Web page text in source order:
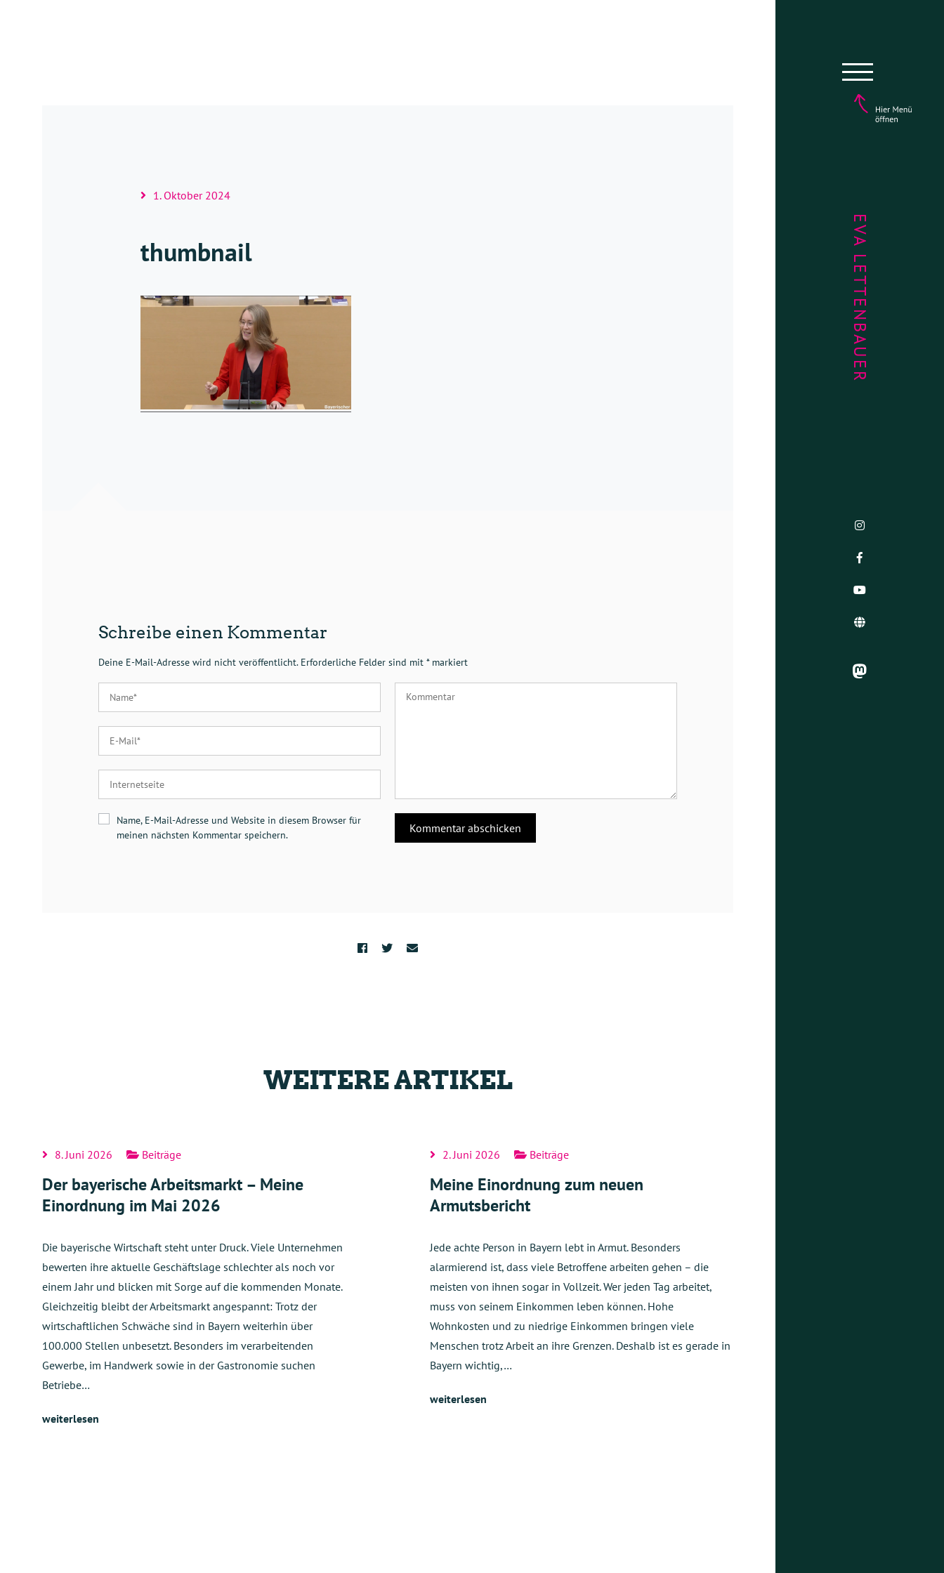
EVA LETTENBAUER
1. Oktober 2024
thumbnail
Schreibe einen Kommentar
Deine E-Mail-Adresse wird nicht veröffentlicht. Erforderliche Felder sind mit *markiert
Name, E-Mail-Adresse und Website in diesem Browser für
meinen nächsten Kommentar speichern.
WEITERE ARTIKEL
8. Juni 2026 Beiträge
Der bayerische Arbeitsmarkt – Meine
Einordnung im Mai 2026
Die bayerische Wirtschaft steht unter Druck. Viele Unternehmen
bewerten ihre aktuelle Geschäftslage schlechter als noch vor
einem Jahr und blicken mit Sorge auf die kommenden Monate.
Gleichzeitig bleibt der Arbeitsmarkt angespannt: Trotz der
wirtschaftlichen Schwäche sind in Bayern weiterhin über
100.000 Stellen unbesetzt. Besonders im verarbeitenden
Gewerbe, im Handwerk sowie in der Gastronomie suchen
Betriebe…
weiterlesen
2. Juni 2026 Beiträge
Meine Einordnung zum neuen
Armutsbericht
Jede achte Person in Bayern lebt in Armut. Besonders
alarmierend ist, dass viele Betroffene arbeiten gehen – die
meisten von ihnen sogar in Vollzeit. Wer jeden Tag arbeitet,
muss von seinem Einkommen leben können. Hohe
Wohnkosten und zu niedrige Einkommen bringen viele
Menschen trotz Arbeit an ihre Grenzen. Deshalb ist es gerade in
Bayern wichtig,…
weiterlesen